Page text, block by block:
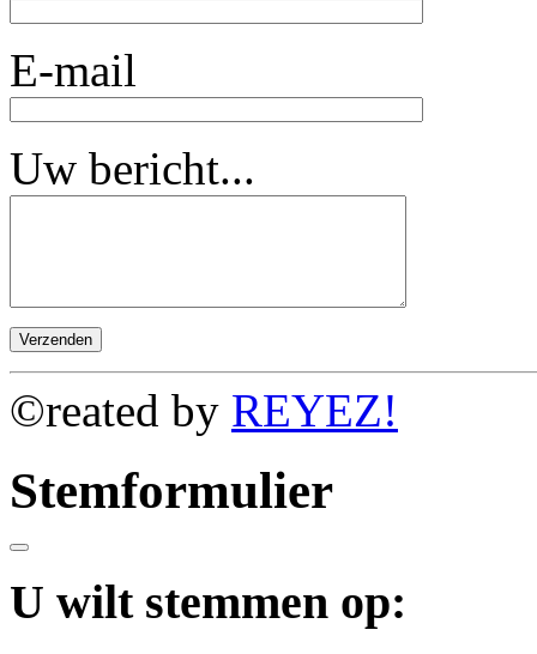
E-mail
Uw bericht...
©reated by REYEZ!
Stemformulier
U wilt stemmen op: